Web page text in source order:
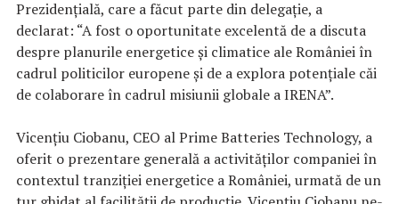
Prezidenţială, care a făcut parte din delegaţie, a
declarat: “A fost o oportunitate excelentă de a discuta
despre planurile energetice și climatice ale României în
cadrul politicilor europene și de a explora potențiale căi
de colaborare în cadrul misiunii globale a IRENA”.
Vicențiu Ciobanu, CEO al Prime Batteries Technology, a
oferit o prezentare generală a activităților companiei în
contextul tranziției energetice a României, urmată de un